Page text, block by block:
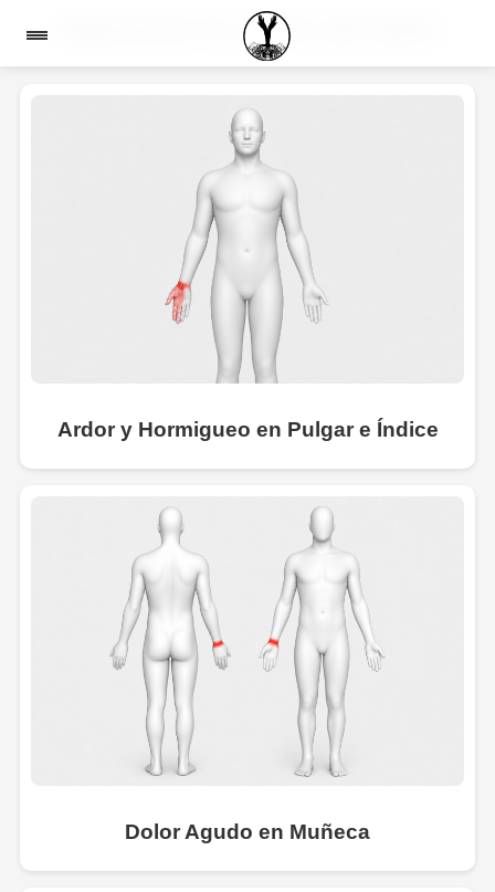
Seleccione la región del dolor
Ardor y Hormigueo en Pulgar e Índice
Dolor Agudo en Muñeca